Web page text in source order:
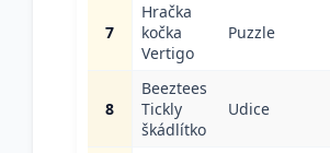
7
Hračka
kočka
Vertigo
Puzzle
8
Beeztees
Tickly
škádlítko
Udice